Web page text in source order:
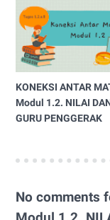
KONEKSI ANTAR
Modul 1.2. NILAI
GURU PENGGERAK
No comments